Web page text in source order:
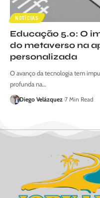
NOTÍCIAS
Educação 5.0: O
do metaverso na
personalizada
O avanço da tecnologia tem
profunda na…
Diego Velázquez 7 Min Read